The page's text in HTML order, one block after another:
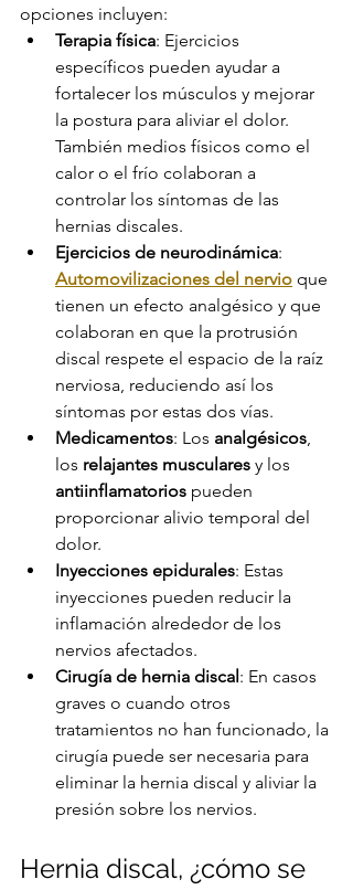
opciones incluyen:
Terapia física: Ejercicios
específicos pueden ayudar a
fortalecer los músculos y mejorar
la postura para aliviar el dolor.
También medios físicos como el
calor o el frío colaboran a
controlar los síntomas de las
hernias discales.
Ejercicios de neurodinámica:
Automovilizaciones del nervio que
tienen un efecto analgésico y que
colaboran en que la protrusión
discal respete el espacio de la raíz
nerviosa, reduciendo así los
síntomas por estas dos vías.
Medicamentos: Los analgésicos,
los relajantes musculares y los
antiinflamatorios pueden
proporcionar alivio temporal del
dolor.
Inyecciones epidurales: Estas
inyecciones pueden reducir la
inflamación alrededor de los
nervios afectados.
Cirugía de hernia discal : En casos
graves o cuando otros
tratamientos no han funcionado, la
cirugía puede ser necesaria para
eliminar la hernia discal y aliviar la
presión sobre los nervios.
Hernia discal, ¿cómo se